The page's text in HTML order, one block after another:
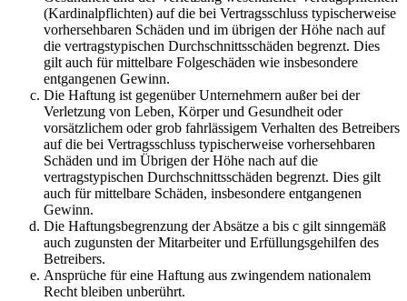
(Kardinalpflichten) auf die bei Vertragsschluss typischerweise
vorhersehbaren Schäden und im übrigen der Höhe nach auf
die vertragstypischen Durchschnittsschäden begrenzt. Dies
gilt auch für mittelbare Folgeschäden wie insbesondere
entgangenen Gewinn.
Die Haftung ist gegenüber Unternehmern außer bei der
Verletzung von Leben, Körper und Gesundheit oder
vorsätzlichem oder grob fahrlässigem Verhalten des Betreibers
auf die bei Vertragsschluss typischerweise vorhersehbaren
Schäden und im Übrigen der Höhe nach auf die
vertragstypischen Durchschnittsschäden begrenzt. Dies gilt
auch für mittelbare Schäden, insbesondere entgangenen
Gewinn.
Die Haftungsbegrenzung der Absätze a bis c gilt sinngemäß
auch zugunsten der Mitarbeiter und Erfüllungsgehilfen des
Betreibers.
Ansprüche für eine Haftung aus zwingendem nationalem
Recht bleiben unberührt.